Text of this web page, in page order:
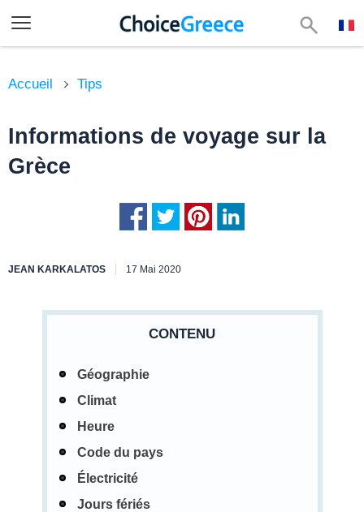
Accueil Tips
Informations de voyage sur la
Grèce
JEAN KARKALATOS 17 Mai 2020
CONTENU
Géographie
Climat
Heure
Code du pays
Électricité
Jours fériés